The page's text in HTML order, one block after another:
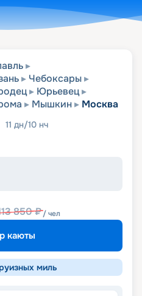
Чебоксары
Юрьевец
Мышкин Москва
11 дн/10 нч
850₽/ чел
каюты
миль